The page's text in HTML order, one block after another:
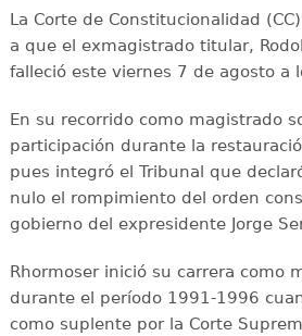
La Corte de Constitucionalidad
a que el exmagistrado titular,
falleció este viernes 7 de agosto a
En su recorrido como magistrado
participación durante la
pues integró el Tribunal que
nulo el rompimiento del orden
gobierno del expresidente Jorge
Rhormoser inició su carrera como
durante el período 1991-1996
como suplente por la Corte